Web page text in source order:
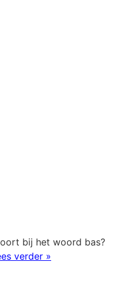
bij het woord bas?
verder »